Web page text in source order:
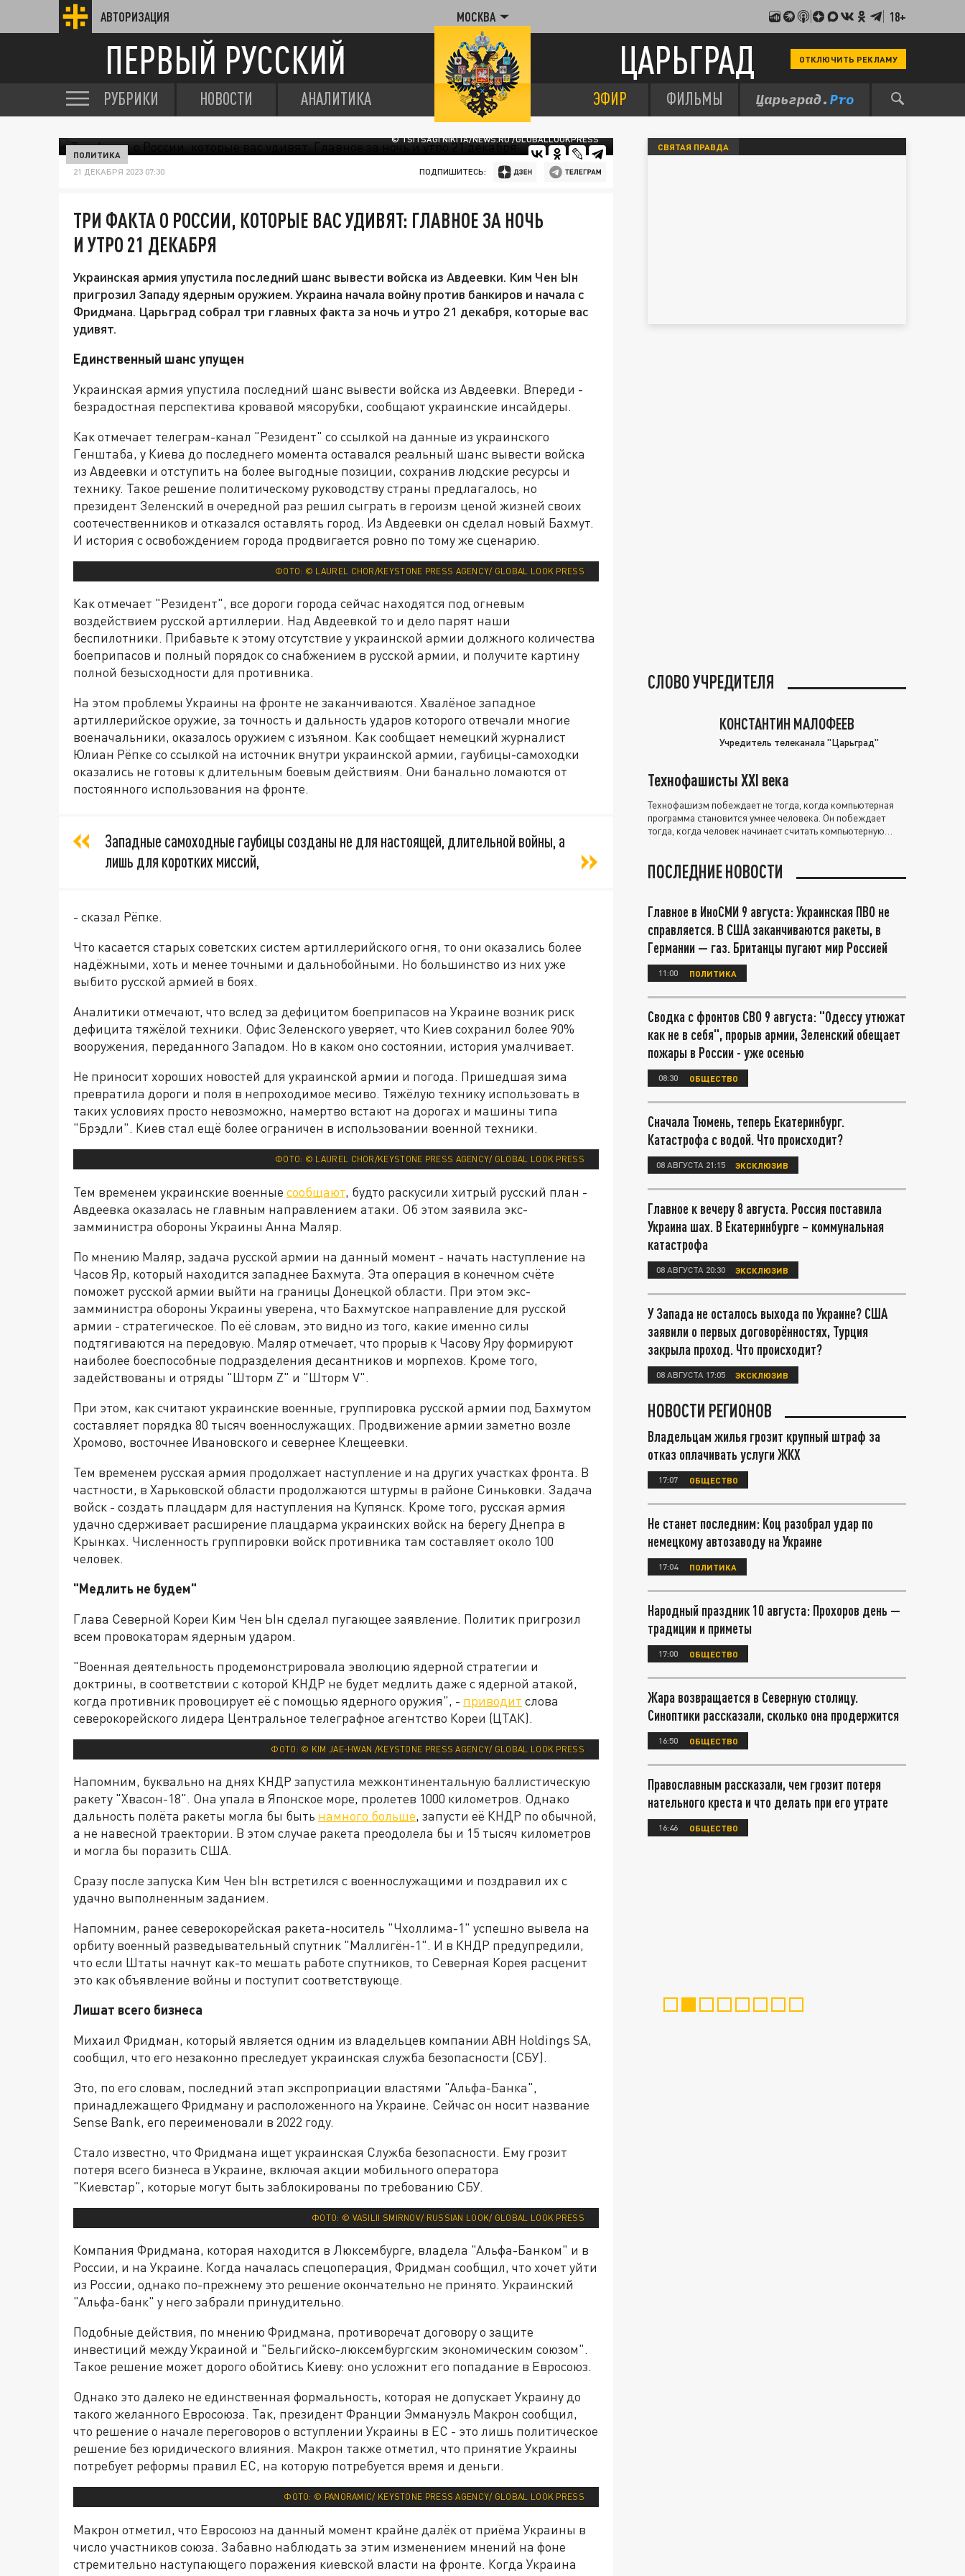
АВТОРИЗАЦИЯ МОСКВА 18+
ПЕРВЫЙ РУССКИЙ ЦАРЬГРАД ОТКЛЮЧИТЬ РЕКЛАМУ
РУБРИКИ НОВОСТИ АНАЛИТИКА ЭФИР ФИЛЬМЫ
© TSITSAGI NIKITA/NEWS.RU /GLOBALLOOKPRESS
ПОЛИТИКА
21 ДЕКАБРЯ 2023 07:30 ПОДПИШИТЕСЬ:
ТРИ ФАКТА О РОССИИ, КОТОРЫЕ ВАС УДИВЯТ: ГЛАВНОЕ ЗА НОЧЬ
И УТРО 21 ДЕКАБРЯ
Украинская армия упустила последний шанс вывести войска из Авдеевки. Ким Чен Ын
пригрозил Западу ядерным оружием. Украина начала войну против банкиров и начала с
Фридмана. Царьград собрал три главных факта за ночь и утро 21 декабря, которые вас
удивят.
Единственный шанс упущен
Украинская армия упустила последний шанс вывести войска из Авдеевки. Впереди -
безрадостная перспектива кровавой мясорубки, сообщают украинские инсайдеры.
Как отмечает телеграм-канал "Резидент" со ссылкой на данные из украинского
Генштаба, у Киева до последнего момента оставался реальный шанс вывести войска
из Авдеевки и отступить на более выгодные позиции, сохранив людские ресурсы и
технику. Такое решение политическому руководству страны предлагалось, но
президент Зеленский в очередной раз решил сыграть в героизм ценой жизней своих
соотечественников и отказался оставлять город. Из Авдеевки он сделал новый Бахмут.
И история с освобождением города продвигается ровно по тому же сценарию.
ФОТО: © LAUREL CHOR/KEYSTONE PRESS AGENCY/ GLOBAL LOOK PRESS
Как отмечает "Резидент", все дороги города сейчас находятся под огневым
воздействием русской артиллерии. Над Авдеевкой то и дело парят наши
беспилотники. Прибавьте к этому отсутствие у украинской армии должного количества
боеприпасов и полный порядок со снабжением в русской армии, и получите картину
полной безысходности для противника.
На этом проблемы Украины на фронте не заканчиваются. Хвалёное западное
артиллерийское оружие, за точность и дальность ударов которого отвечали многие
военачальники, оказалось оружием с изъяном. Как сообщает немецкий журналист
Юлиан Рёпке со ссылкой на источник внутри украинской армии, гаубицы-самоходки
оказались не готовы к длительным боевым действиям. Они банально ломаются от
постоянного использования на фронте.
Западные самоходные гаубицы созданы не для настоящей, длительной войны, а
лишь для коротких миссий,
- сказал Рёпке.
Что касается старых советских систем артиллерийского огня, то они оказались более
надёжными, хоть и менее точными и дальнобойными. Но большинство из них уже
выбито русской армией в боях.
Аналитики отмечают, что вслед за дефицитом боеприпасов на Украине возник риск
дефицита тяжёлой техники. Офис Зеленского уверяет, что Киев сохранил более 90%
вооружения, переданного Западом. Но в каком оно состоянии, история умалчивает.
Не приносит хороших новостей для украинской армии и погода. Пришедшая зима
превратила дороги и поля в непроходимое месиво. Тяжёлую технику использовать в
таких условиях просто невозможно, намертво встают на дорогах и машины типа
"Брэдли". Киев стал ещё более ограничен в использовании военной техники.
ФОТО: © LAUREL CHOR/KEYSTONE PRESS AGENCY/ GLOBAL LOOK PRESS
Тем временем украинские военные сообщают, будто раскусили хитрый русский план -
Авдеевка оказалась не главным направлением атаки. Об этом заявила экс-
замминистра обороны Украины Анна Маляр.
По мнению Маляр, задача русской армии на данный момент - начать наступление на
Часов Яр, который находится западнее Бахмута. Эта операция в конечном счёте
поможет русской армии выйти на границы Донецкой области. При этом экс-
замминистра обороны Украины уверена, что Бахмутское направление для русской
армии - стратегическое. По её словам, это видно из того, какие именно силы
подтягиваются на передовую. Маляр отмечает, что прорыв к Часову Яру формируют
наиболее боеспособные подразделения десантников и морпехов. Кроме того,
задействованы и отряды "Шторм Z" и "Шторм V".
При этом, как считают украинские военные, группировка русской армии под Бахмутом
составляет порядка 80 тысяч военнослужащих. Продвижение армии заметно возле
Хромово, восточнее Ивановского и севернее Клещеевки.
Тем временем русская армия продолжает наступление и на других участках фронта. В
частности, в Харьковской области продолжаются штурмы в районе Синьковки. Задача
войск - создать плацдарм для наступления на Купянск. Кроме того, русская армия
удачно сдерживает расширение плацдарма украинских войск на берегу Днепра в
Крынках. Численность группировки войск противника там составляет около 100
человек.
"Медлить не будем"
Глава Северной Кореи Ким Чен Ын сделал пугающее заявление. Политик пригрозил
всем провокаторам ядерным ударом.
"Военная деятельность продемонстрировала эволюцию ядерной стратегии и
доктрины, в соответствии с которой КНДР не будет медлить даже с ядерной атакой,
когда противник провоцирует её с помощью ядерного оружия", - приводит слова
северокорейского лидера Центральное телеграфное агентство Кореи (ЦТАК).
ФОТО: © KIM JAE-HWAN /KEYSTONE PRESS AGENCY/ GLOBAL LOOK PRESS
Напомним, буквально на днях КНДР запустила межконтинентальную баллистическую
ракету "Хвасон-18". Она упала в Японское море, пролетев 1000 километров. Однако
дальность полёта ракеты могла бы быть намного больше, запусти её КНДР по обычной,
а не навесной траектории. В этом случае ракета преодолела бы и 15 тысяч километров
и могла бы поразить США.
Сразу после запуска Ким Чен Ын встретился с военнослужащими и поздравил их с
удачно выполненным заданием.
Напомним, ранее северокорейская ракета-носитель "Чхоллима-1" успешно вывела на
орбиту военный разведывательный спутник "Маллигён-1". И в КНДР предупредили,
что если Штаты начнут как-то мешать работе спутников, то Северная Корея расценит
это как объявление войны и поступит соответствующе.
Лишат всего бизнеса
Михаил Фридман, который является одним из владельцев компании ABH Holdings SA,
сообщил, что его незаконно преследует украинская служба безопасности (СБУ).
Это, по его словам, последний этап экспроприации властями "Альфа-Банка",
принадлежащего Фридману и расположенного на Украине. Сейчас он носит название
Sense Bank, его переименовали в 2022 году.
Стало известно, что Фридмана ищет украинская Служба безопасности. Ему грозит
потеря всего бизнеса в Украине, включая акции мобильного оператора
"Киевстар", которые могут быть заблокированы по требованию СБУ.
ФОТО: © VASILII SMIRNOV/ RUSSIAN LOOK/ GLOBAL LOOK PRESS
Компания Фридмана, которая находится в Люксембурге, владела "Альфа-Банком" и в
России, и на Украине. Когда началась спецоперация, Фридман сообщил, что хочет уйти
из России, однако по-прежнему это решение окончательно не принято. Украинский
"Альфа-банк" у него забрали принудительно.
Подобные действия, по мнению Фридмана, противоречат договору о защите
инвестиций между Украиной и "Бельгийско-люксембургским экономическим союзом".
Такое решение может дорого обойтись Киеву: оно усложнит его попадание в Евросоюз.
Однако это далеко не единственная формальность, которая не допускает Украину до
такого желанного Евросоюза. Так, президент Франции Эммануэль Макрон сообщил,
что решение о начале переговоров о вступлении Украины в ЕС - это лишь политическое
решение без юридического влияния. Макрон также отметил, что принятие Украины
потребует реформы правил ЕС, на которую потребуется время и деньги.
ФОТО: © PANORAMIC/ KEYSTONE PRESS AGENCY/ GLOBAL LOOK PRESS
Макрон отметил, что Евросоюз на данный момент крайне далёк от приёма Украины в
число участников союза. Забавно наблюдать за этим изменением мнений на фоне
стремительно наступающего поражения киевской власти на фронте. Когда Украина
СВЯТАЯ ПРАВДА
СЛОВО УЧРЕДИТЕЛЯ
КОНСТАНТИН МАЛОФЕЕВ
Учредитель телеканала "Царьград"
Технофашисты XXI века
Технофашизм побеждает не тогда, когда компьютерная
программа становится умнее человека. Он побеждает
тогда, когда человек начинает считать компьютерную
ПОСЛЕДНИЕ НОВОСТИ
Главное в ИноСМИ 9 августа: Украинская ПВО не
справляется. В США заканчиваются ракеты, в
Германии — газ. Британцы пугают мир Россией
11:00 ПОЛИТИКА
Сводка с фронтов СВО 9 августа: "Одессу утюжат
как не в себя", прорыв армии, Зеленский обещает
пожары в России - уже осенью
08:30 ОБЩЕСТВО
Сначала Тюмень, теперь Екатеринбург.
Катастрофа с водой. Что происходит?
08 АВГУСТА 21:15 ЭКСКЛЮЗИВ
Главное к вечеру 8 августа. Россия поставила
Украина шах. В Екатеринбурге – коммунальная
катастрофа
08 АВГУСТА 20:30 ЭКСКЛЮЗИВ
У Запада не осталось выхода по Украине? США
заявили о первых договорённостях, Турция
закрыла проход. Что происходит?
08 АВГУСТА 17:05 ЭКСКЛЮЗИВ
НОВОСТИ РЕГИОНОВ
Владельцам жилья грозит крупный штраф за
отказ оплачивать услуги ЖКХ
17:07 ОБЩЕСТВО
Не станет последним: Коц разобрал удар по
немецкому автозаводу на Украине
17:04 ПОЛИТИКА
Народный праздник 10 августа: Прохоров день —
традиции и приметы
17:00 ОБЩЕСТВО
Жара возвращается в Северную столицу.
Синоптики рассказали, сколько она продержится
16:50 ОБЩЕСТВО
Православным рассказали, чем грозит потеря
нательного креста и что делать при его утрате
16:46 ОБЩЕСТВО